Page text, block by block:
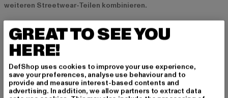
weiteren Streetwear-Teilen kombinieren.
Thug Life und Alpha Industries: Marken mit Hip-
Hop-Flair
Kultur in ihren Kollektionen verkörpern. Mit ihren 2Pac T-Shirts
bringst du das rebellische Flair von Tupac in deinen Look und
setzt ein starkes Statement.
GREAT TO SEE YOU
HERE!
DefShop uses cookies to improve your use experience,
save your preferences, analyse use behaviour and to
provide and measure interest-based contents and
advertising. In addition, we allow partners to extract data